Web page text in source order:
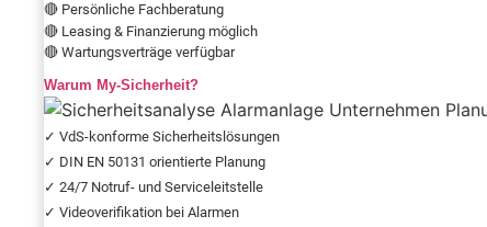
🔴 Persönliche Fachberatung
🔴 Leasing & Finanzierung möglich
🔴 Wartungsverträge verfügbar
Warum My-Sicherheit?
✓ VdS-konforme Sicherheitslösungen
✓ DIN EN 50131 orientierte Planung
✓ 24/7 Notruf- und Serviceleitstelle
✓ Videoverifikation bei Alarmen